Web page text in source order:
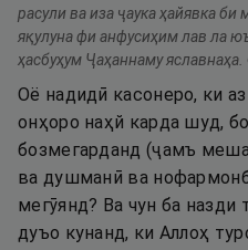
расули ва иза ҷаука ҳайявка
яқулуна фи анфусиҳим лав ла
ҳасбуҳум Ҷаҳаннаму
Оё надидӣ касонеро, ки
онҳоро наҳй карда шуд,
бозмегарданд (ҷамъ
ва душманӣ ва
мегӯянд? Ва чун ба назди
дуъо кунанд, ки Аллоҳ